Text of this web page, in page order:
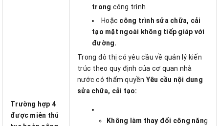
Trường hợp 4
được miễn thủ
trong công trình
Hoặc công trình sửa chữa, cải
tạo mặt ngoài không tiếp giáp với
đường.
Trong đô thị có yêu cầu về quản lý kiến
trúc theo quy định của cơ quan nhà
nước có thẩm quyền Yêu cầu nội dung
sửa chữa, cải tạo:
Không làm thay đổi công năng